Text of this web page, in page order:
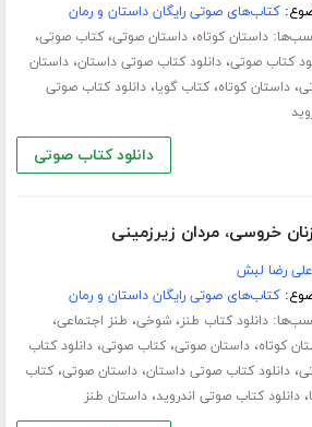
کتاب‌های صوتی رایگان داستان و رمان
داستان کوتاه،داستان صوتی،کتاب صوتی،
کتاب صوتی،دانلود کتاب صوتی داستان،داستان
،داستان کوتاه،کتاب گویا،دانلود کتاب صوتی
دانلود کتاب صوتی
خروسی، مردان زیرزمینی
علی رضا لبش
کتاب‌های صوتی رایگان داستان و رمان
دانلود کتاب طنز،شوخی، طنز اجتماعی،
کوتاه،داستان صوتی،کتاب صوتی،دانلود کتاب
،دانلود کتاب صوتی داستان،داستان صوتی،کتاب
،دانلود کتاب صوتی اندروید،داستان طنز